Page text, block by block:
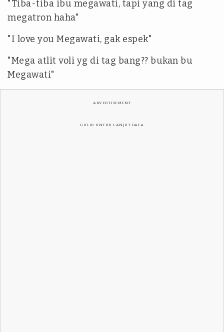
"Tiba-tiba ibu megawati, tapi yang di tag
megatron haha"
"I love you Megawati, gak espek"
"Mega atlit voli yg di tag bang?? bukan bu
Megawati"
ADVERTISEMENT
GULIR UNTUK LANJUT BACA